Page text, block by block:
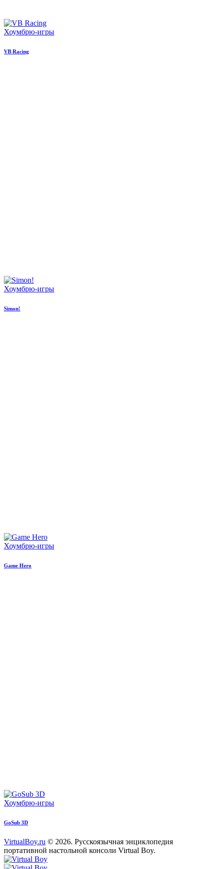
Хоумбрю-игры
VB Racing
Хоумбрю-игры
Simon!
Хоумбрю-игры
Game Hero
Хоумбрю-игры
GoSub 3D
VirtualBoy.ru © 2026. Русскоязычная энциклопедия
портативной настольной консоли Virtual Boy.
paper-
vkontakte
youtube2
star